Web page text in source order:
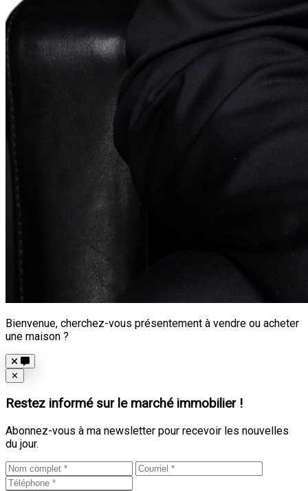
Bienvenue, cherchez-vous présentement à vendre ou acheter
une maison ?
Close
✕
Restez informé sur le marché immobilier !
Abonnez-vous à ma newsletter pour recevoir les nouvelles
du jour.